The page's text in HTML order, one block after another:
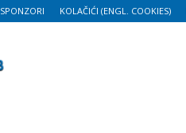
SPONZORI KOLAČIĆI (ENGL. COOKIES)